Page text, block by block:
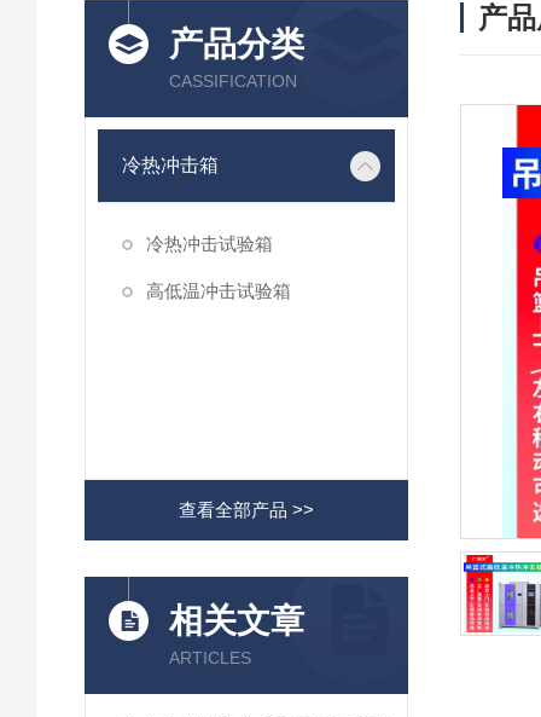
产品分类
CASSIFICATION
冷热冲击箱
冷热冲击试验箱
高低温冲击试验箱
查看全部产品 >>
相关文章
ARTICLES
产